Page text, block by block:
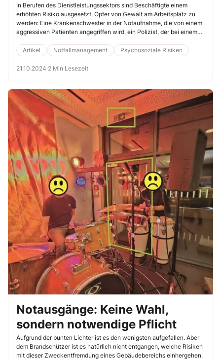
In Berufen des Dienstleistungssektors sind Beschäftigte einem
erhöhten Risiko ausgesetzt, Opfer von Gewalt am Arbeitsplatz zu
werden: Eine Krankenschwester in der Notaufnahme, die von einem
aggressiven Patienten angegriffen wird, ein Polizist, der bei einem
Schule verbal attackiert wird – all dies sind Beispiele für Situationen,
in denen es zu Gewaltvorfällen kommen kann. Sie können
präventive Maßnahmen ergreifen, um Ihre Kollegen vor solchen
Artikel Notfallmanagement Psychosoziale Risiken
21.10.2024·2 Min Lesezeit
Notausgänge: Keine Wahl,
sondern notwendige Pflicht
Aufgrund der bunten Lichter ist es den wenigsten aufgefallen. Aber
dem Brandschützer ist es natürlich nicht entgangen, welche Risiken
mit dieser Zweckentfremdung eines Gebäudebereichs einhergehen.